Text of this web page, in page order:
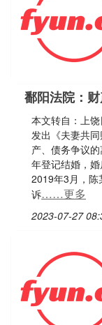
鄱阳法院：
本文转自：上
发出《夫妻共
产、债务争议
年登记结婚，
2019年3月，陈
诉……更多
2023-07-27